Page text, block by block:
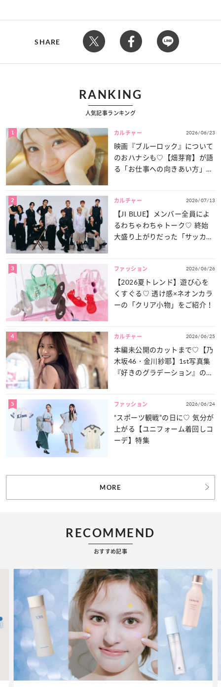
SHARE
RANKING
人気記事ランキング
1 カルチャー 2026/06/23
映画『ブルーロック』について
のおハナシも♡【畑芽育】が語
る「お仕事への向きあい方」と
2 カルチャー 2026/07/13
【JI BLUE】メンバー全員によ
るわちゃわちゃトーク♡ 終始
大盛り上がりだった「サッカー
3 ファッション 2026/06/26
【2026夏トレンド】遊び心を
くすぐる♡ 透け感×ネオンカラ
ーの「クリア小物」をご紹介！
4 カルチャー 2026/06/25
本編未公開のカットまで♡【乃
木坂46・金川紗耶】1st写真集
『好きのグラデーション』の魅
5 ファッション 2026/06/24
“スポーツ観戦”の日に♡ 気分が
上がる【ユニフォーム着回しコ
ーデ】特集
MORE
RECOMMEND
おすすめ記事